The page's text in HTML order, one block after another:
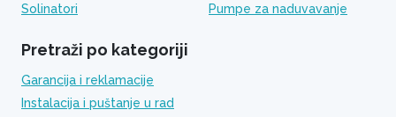
Solinatori
Pumpe za naduvavanje
Pretraži po kategoriji
Garancija i reklamacije
Instalacija i puštanje u rad